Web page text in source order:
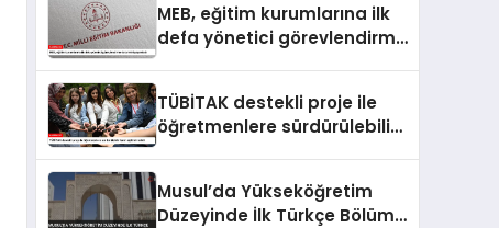
MEB, eğitim kurumlarına ilk
defa yönetici görevlendirme
TÜBİTAK destekli proje ile
öğretmenlere sürdürülebilir
Musul’da Yükseköğretim
Düzeyinde İlk Türkçe Bölümü